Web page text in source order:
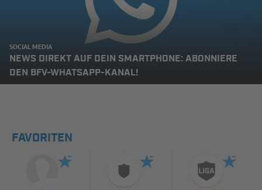
SOCIAL MEDIA
NEWS DIREKT AUF DEIN SMARTPHONE: ABONNIERE
DEN BFV-WHATSAPP-KANAL!
FAVORITEN